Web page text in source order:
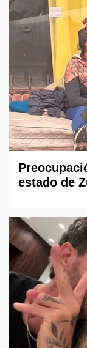
estado de